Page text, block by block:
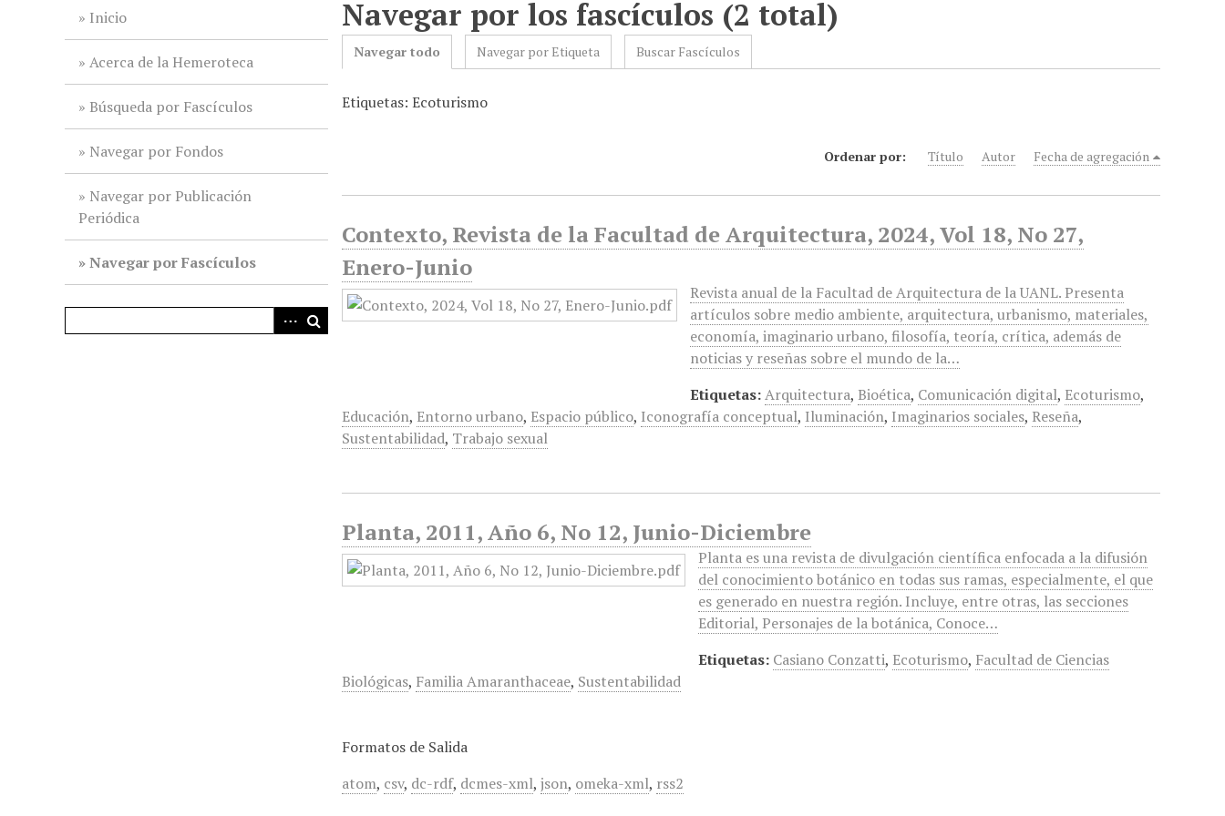
Inicio
Acerca de la Hemeroteca
Búsqueda por Fascículos
Navegar por Fondos
Navegar por Publicación
Periódica
Navegar por Fascículos
Navegar por los fascículos (2 total)
Navegar todo Navegar por Etiqueta Buscar Fascículos
Etiquetas: Ecoturismo
Ordenar por: Título Autor Fecha de agregación
Contexto, Revista de la Facultad de Arquitectura, 2024, Vol 18, No 27,
Enero-Junio
Revista anual de la Facultad de Arquitectura de la UANL. Presenta
artículos sobre medio ambiente, arquitectura, urbanismo, materiales,
economía, imaginario urbano, filosofía, teoría, crítica, además de
noticias y reseñas sobre el mundo de la…
Etiquetas:Arquitectura, Bioética, Comunicación digital, Ecoturismo,
Educación, Entorno urbano, Espacio público, Iconografía conceptual, Iluminación, Imaginarios sociales, Reseña,
Sustentabilidad, Trabajo sexual
Planta, 2011, Año 6, No 12, Junio-Diciembre
Planta es una revista de divulgación científica enfocada a la difusión
del conocimiento botánico en todas sus ramas, especialmente, el que
es generado en nuestra región. Incluye, entre otras, las secciones
Editorial, Personajes de la botánica, Conoce…
Etiquetas: Casiano Conzatti, Ecoturismo, Facultad de Ciencias
Biológicas, Familia Amaranthaceae, Sustentabilidad
Formatos de Salida
atom, csv, dc-rdf, dcmes-xml,json, omeka-xml, rss2